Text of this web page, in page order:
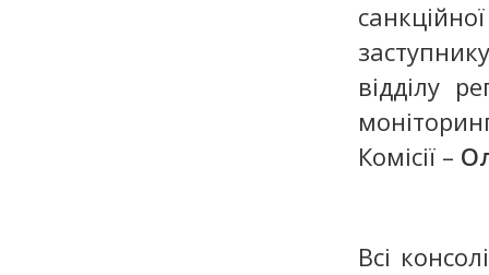
відділу
Комісії –
Всі